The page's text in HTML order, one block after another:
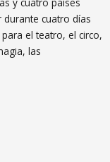
cuatro días
el teatro, el circo,
las